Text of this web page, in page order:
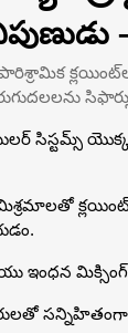
సిస్టమ్స్ యొక్క
ఇంధన
సన్నిహితంగా